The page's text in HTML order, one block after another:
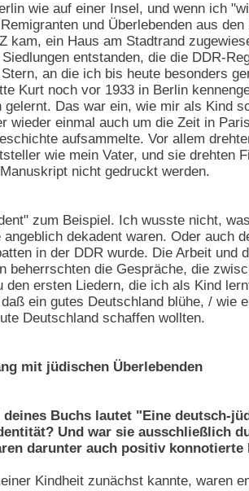
wie auf einer Insel, und wenn ich
und Überlebenden aus
kam, ein Haus am Stadtrand
entstanden, die die DDR-
an die ich bis heute besonders
Kurt noch vor 1933 in Berlin
gelernt. Das war ein, wie mir als Kind
wieder einmal auch um die Zeit in
aufsammelte. Vor allem
wie mein Vater, und sie drehten
nicht gedruckt werden.
zum Beispiel. Ich wusste nicht,
dekadent waren. Oder auch
in der DDR wurde. Die Arbeit
beherrschten die Gespräche, die
ersten Liedern, die ich als Kind
ein gutes Deutschland blühe, / wie
Deutschland schaffen wollten.
mit jüdischen Überlebenden
Buchs lautet "Eine deutsch-
Und war sie ausschließlich
darunter auch positiv
Kindheit zunächst kannte, waren